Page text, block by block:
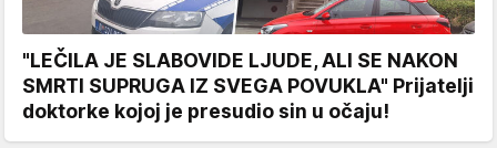
"LEČILA JE SLABOVIDE LJUDE, ALI SE NAKON
SMRTI SUPRUGA IZ SVEGA POVUKLA" Prijatelji
doktorke kojoj je presudio sin u očaju!